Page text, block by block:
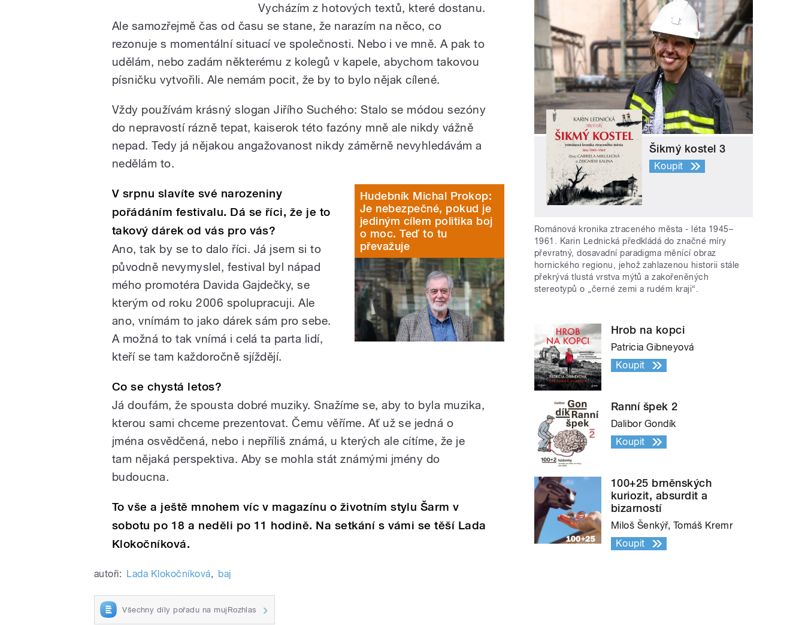
Vycházím z hotových textů, které dostanu.
Ale samozřejmě čas od času se stane, že narazím na něco, co
rezonuje s momentální situací ve společnosti. Nebo i ve mně. A pak to
udělám, nebo zadám některému z kolegů v kapele, abychom takovou
písničku vytvořili. Ale nemám pocit, že by to bylo nějak cílené.
Vždy používám krásný slogan Jiřího Suchého: Stalo se módou sezóny
do nepravostí rázně tepat, kaiserok této fazóny mně ale nikdy vážně
nepad. Tedy já nějakou angažovanost nikdy záměrně nevyhledávám a
nedělám to.
Hudebník Michal Prokop:
Je nebezpečné, pokud je
jediným cílem politika boj
o moc. Teď to tu
převažuje
V srpnu slavíte své narozeniny
pořádáním festivalu. Dá se říci, že je to
takový dárek od vás pro vás?
Ano, tak by se to dalo říci. Já jsem si to
původně nevymyslel, festival byl nápad
mého promotéra Davida Gajdečky, se
kterým od roku 2006 spolupracuji. Ale
ano, vnímám to jako dárek sám pro sebe.
A možná to tak vnímá i celá ta parta lidí,
kteří se tam každoročně sjíždějí.
Co se chystá letos?
Já doufám, že spousta dobré muziky. Snažíme se, aby to byla muzika,
kterou sami chceme prezentovat. Čemu věříme. Ať už se jedná o
jména osvědčená, nebo i nepříliš známá, u kterých ale cítíme, že je
tam nějaká perspektiva. Aby se mohla stát známými jmény do
budoucna.
To vše a ještě mnohem víc v magazínu o životním stylu Šarm v
sobotu po 18 a neděli po 11 hodině. Na setkání s vámi se těší Lada
Klokočníková.
autoři: Lada Klokočníková, baj
Všechny díly pořadu na mujRozhlas
Šikmý kostel 3
Koupit
Románová kronika ztraceného města - léta 1945–
1961. Karin Lednická předkládá do značné míry
převratný, dosavadní paradigma měnící obraz
hornického regionu, jehož zahlazenou historii stále
překrývá tlustá vrstva mýtů a zakořeněných
stereotypů o „černé zemi a rudém kraji“.
Hrob na kopci
Patricia Gibneyová
Koupit
Ranní špek 2
Dalibor Gondík
Koupit
100+25 brněnských
kuriozit, absurdit a
bizarností
Miloš Šenkýř, Tomáš Kremr
Koupit